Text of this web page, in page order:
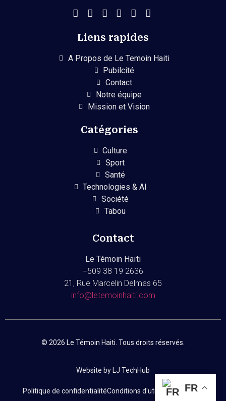
Liens rapides
A Propos de Le Temoin Haiti
Pubilcité
Contact
Notre équipe
Mission et Vision
Catégories
Culture
Sport
Santé
Technologies & AI
Société
Tabou
Contact
Le Témoin Haïti
+509 38 19 2636
21, Rue Marcelin Delmas 65
info@letemoinhaiti.com
© 2026 Le Témoin Haiti. Tous droits réservés.
Website by LJ TechHub
Politique de confidentialitéConditions d'utilisationContact
FR